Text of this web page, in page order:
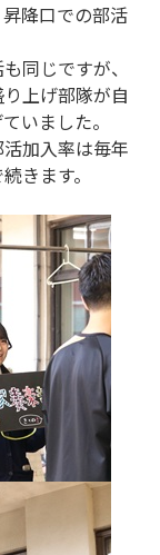
降口での部活
同じですが、
上げ部隊が自
いました。
加入率は毎年
きます。